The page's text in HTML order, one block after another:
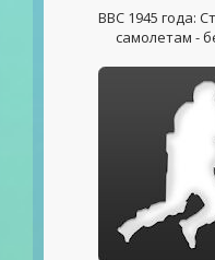
ВВС 1945 года:
самолетам -